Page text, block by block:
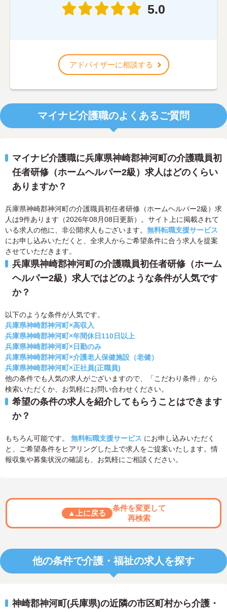
5.0
アドバイザーに相談する
マイナビ介護職のよくあるご質問
マイナビ介護職に兵庫県神崎郡神河町の介護職員初
任者研修（ホームヘルパー2級）求人はどのくらい
ありますか？
兵庫県神崎郡神河町の介護職員初任者研修（ホームヘルパー2級）求
人は9件あります（2026年08月08日更新）。サイト上に掲載されて
いる求人の他に、非公開求人もございます。 無料転職支援サービス
にお申し込みいただくと、全求人からご希望条件に合う求人を提案
させていただきます。
兵庫県神崎郡神河町の介護職員初任者研修（ホーム
ヘルパー2級）求人ではどのような条件が人気です
か？
以下のような条件が人気です。
兵庫県神崎郡神河町×高収入
兵庫県神崎郡神河町×年間休日110日以上
兵庫県神崎郡神河町×日勤のみ
兵庫県神崎郡神河町×介護老人保健施設（老健）
兵庫県神崎郡神河町×正社員(正職員)
他の条件でも人気の求人がございますので、「こだわり条件」から
検索いただくか、お気軽にお問い合わせください。
希望の条件の求人を紹介してもらうことはできます
か？
もちろん可能です。 無料転職支援サービス にお申し込みいただく
と、ご希望条件をヒアリングした上で求人をご提案いたします。情
報収集や募集状況の確認も、お気軽にご相談ください。
▲上に戻る
条件を変更して
再検索
他の条件で介護・福祉の求人を探す
神崎郡神河町(兵庫県)の近隣の市区町村から介護・